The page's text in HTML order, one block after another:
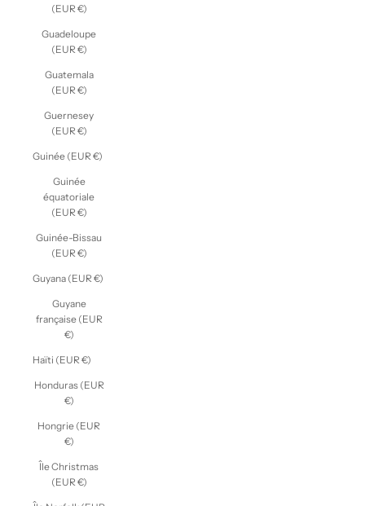
(EUR €)
Guadeloupe
(EUR €)
Guatemala
(EUR €)
Guernesey
(EUR €)
Guinée (EUR €)
Guinée
équatoriale
(EUR €)
Guinée-Bissau
(EUR €)
Guyana (EUR €)
Guyane
française (EUR
€)
Haïti (EUR €)
Honduras (EUR
€)
Hongrie (EUR
€)
Île Christmas
(EUR €)